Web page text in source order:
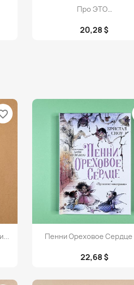
Просмотр
Про ЭТО…
20,28 $
Просмотр
Пенни Ореховое Сердце
22,68 $